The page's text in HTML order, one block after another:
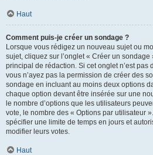
Haut
Comment puis-je créer un sondage ?
Lorsque vous rédigez un nouveau sujet ou
sujet, cliquez sur l’onglet « Créer un
principal de rédaction. Si cet onglet n’est pas
vous n’ayez pas la permission de créer des
sondage en incluant au moins deux options
chaque option devant être insérée sur une
le nombre d’options que les utilisateurs
vote, le nombre des « Options par utilisateur
spécifier une limite de temps en jours et
modifier leurs votes.
Haut